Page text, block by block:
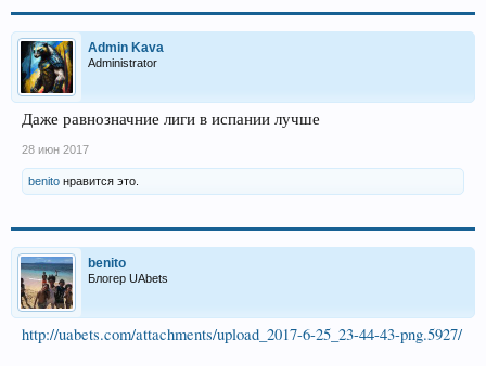
Admin Kava
Administrator
Даже равнозначние лиги в испании лучше
28 июн 2017
benito нравится это.
benito
Блогер UAbets
http://uabets.com/attachments/upload_2017-6-25_23-44-43-png.5927/